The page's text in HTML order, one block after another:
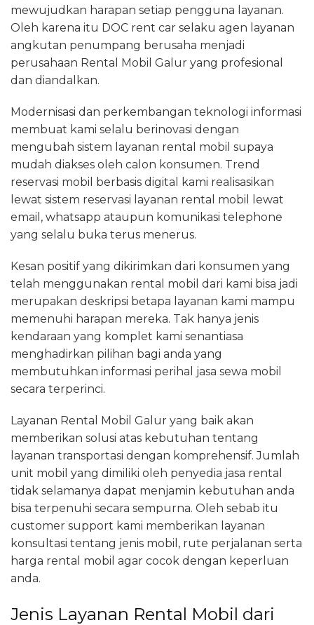
mewujudkan harapan setiap pengguna layanan.
Oleh karena itu DOC rent car selaku agen layanan
angkutan penumpang berusaha menjadi
perusahaan Rental Mobil Galur yang profesional
dan diandalkan.
Modernisasi dan perkembangan teknologi informasi
membuat kami selalu berinovasi dengan
mengubah sistem layanan rental mobil supaya
mudah diakses oleh calon konsumen. Trend
reservasi mobil berbasis digital kami realisasikan
lewat sistem reservasi layanan rental mobil lewat
email, whatsapp ataupun komunikasi telephone
yang selalu buka terus menerus.
Kesan positif yang dikirimkan dari konsumen yang
telah menggunakan rental mobil dari kami bisa jadi
merupakan deskripsi betapa layanan kami mampu
memenuhi harapan mereka. Tak hanya jenis
kendaraan yang komplet kami senantiasa
menghadirkan pilihan bagi anda yang
membutuhkan informasi perihal jasa sewa mobil
secara terperinci.
Layanan Rental Mobil Galur yang baik akan
memberikan solusi atas kebutuhan tentang
layanan transportasi dengan komprehensif. Jumlah
unit mobil yang dimiliki oleh penyedia jasa rental
tidak selamanya dapat menjamin kebutuhan anda
bisa terpenuhi secara sempurna. Oleh sebab itu
customer support kami memberikan layanan
konsultasi tentang jenis mobil, rute perjalanan serta
harga rental mobil agar cocok dengan keperluan
anda.
Jenis Layanan Rental Mobil dari